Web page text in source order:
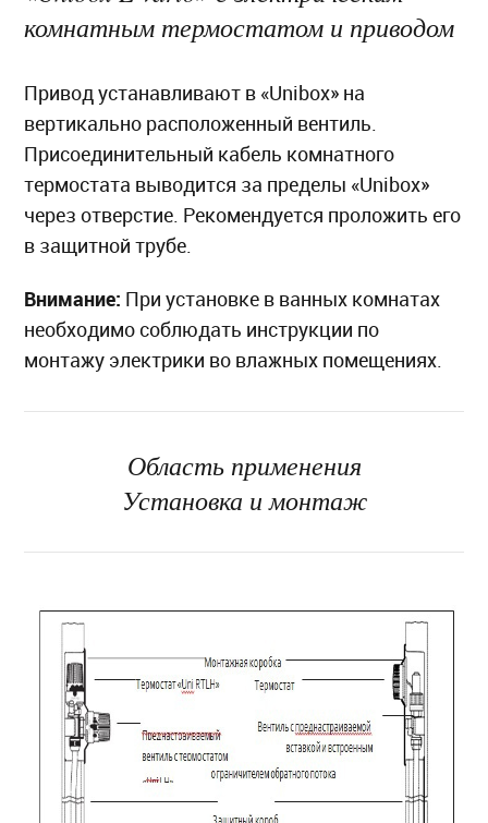
комнатным термостатом и приводом
Привод устанавливают в «Unibox» на
вертикально расположенный вентиль.
Присоединительный кабель комнатного
термостата выводится за пределы «Unibox»
через отверстие. Рекомендуется проложить его
в защитной трубе.
Внимание: При установке в ванных комнатах
необходимо соблюдать инструкции по
монтажу электрики во влажных помещениях.
Область применения
Установка и монтаж